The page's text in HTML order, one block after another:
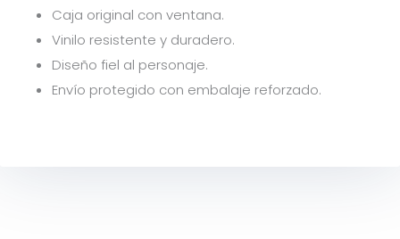
Caja original con ventana.
Vinilo resistente y duradero.
Diseño fiel al personaje.
Envío protegido con embalaje reforzado.